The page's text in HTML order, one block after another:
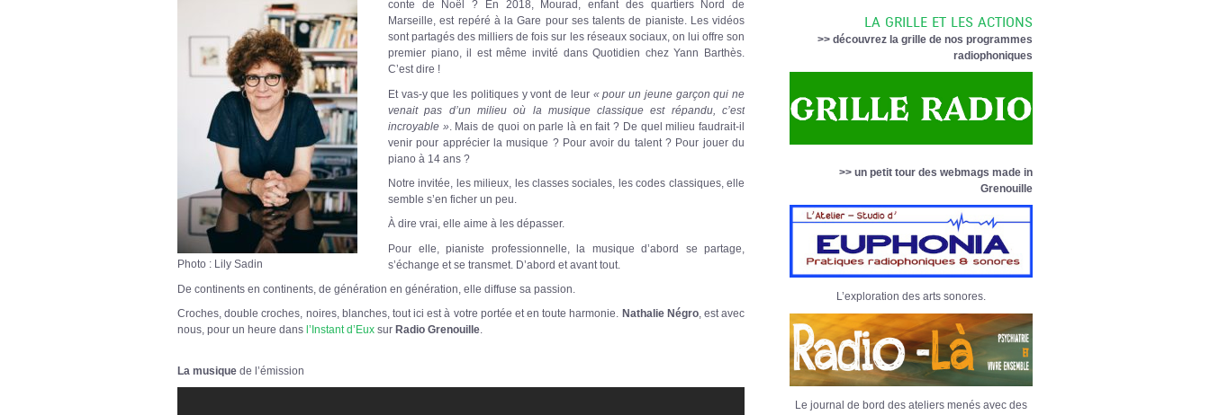
pour
augmenter
ou
diminuer
le
Photo : Lily Sadin
conte de Noël ? En 2018, Mourad, enfant des quartiers Nord de
Marseille, est repéré à la Gare pour ses talents de pianiste. Les vidéos
sont partagés des milliers de fois sur les réseaux sociaux, on lui offre son
premier piano, il est même invité dans Quotidien chez Yann Barthès.
C’est dire !
Et vas-y que les politiques y vont de leur « pour un jeune garçon qui ne
venait pas d’un milieu où la musique classique est répandu, c’est
incroyable » . Mais de quoi on parle là en fait ? De quel milieu faudrait-il
venir pour apprécier la musique ? Pour avoir du talent ? Pour jouer du
piano à 14 ans ?
Notre invitée, les milieux, les classes sociales, les codes classiques, elle
semble s’en ficher un peu.
À dire vrai, elle aime à les dépasser.
Pour elle, pianiste professionnelle, la musique d’abord se partage,
s’échange et se transmet. D’abord et avant tout.
De continents en continents, de génération en génération, elle diffuse sa passion.
Croches, double croches, noires, blanches, tout ici est à votre portée et en toute harmonie. Nathalie Négro, est avec
nous, pour un heure dans l’Instant d’Eux sur Radio Grenouille
La musique de l’émission
LA GRILLE ET LES ACTIONS
>> découvrez la grille de nos programmes
radiophoniques
>> un petit tour des webmags made in
Grenouille
L’exploration des arts sonores.
Le journal de bord des ateliers menés avec des